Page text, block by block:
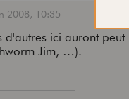
2008, 10:35
d'autres ici auront
Jim, …).